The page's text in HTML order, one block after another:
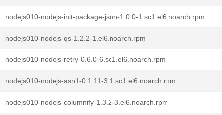
nodejs010-nodejs-init-package-json-1.0.0-1.sc1.el6.noarch.rpm
nodejs010-nodejs-qs-1.2.2-1.el6.noarch.rpm
nodejs010-nodejs-retry-0.6.0-6.sc1.el6.noarch.rpm
nodejs010-nodejs-asn1-0.1.11-3.1.sc1.el6.noarch.rpm
nodejs010-nodejs-columnify-1.3.2-3.el6.noarch.rpm